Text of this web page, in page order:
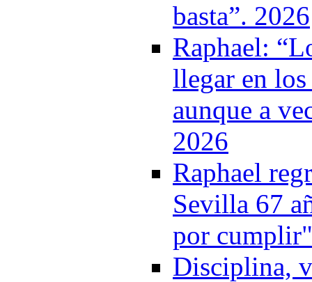
basta”. 2026
Raphael:
llegar en
aunque a
2026
Raphael
Sevilla 67
por
Disciplina,